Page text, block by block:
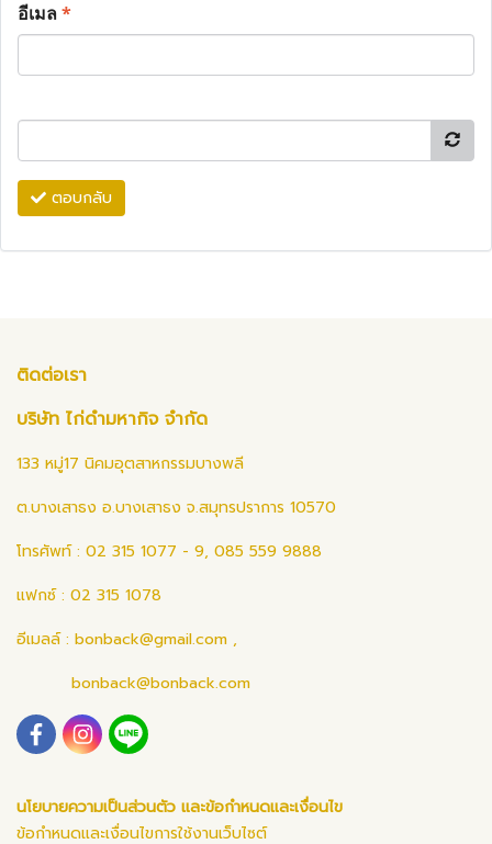
อีเมล*
ตอบกลับ
ติดต่อเรา
บริษัท ไก่ดำมหากิจ จำกัด
133 หมู่17 นิคมอุตสาหกรรมบางพลี
ต.บางเสาธง อ.บางเสาธง จ.สมุทรปราการ 10570
โทรศัพท์ : 02 315 1077 - 9, 085 559 9888
แฟกซ์ : 02 315 1078
อีเมลล์ : bonback@gmail.com ,
bonback@bonback.com
นโยบายความเป็นส่วนตัว และข้อกำหนดและเงื่อนไข
ข้อกำหนดและเงื่อนไขการใช้งานเว็บไซต์